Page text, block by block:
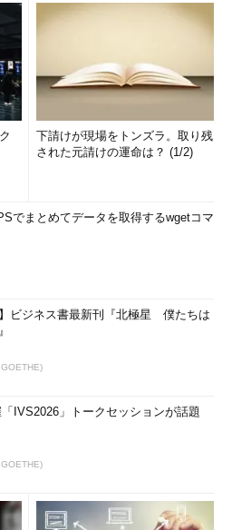
が掛かるような行為は避けるべきで
は、読んで字のごとく「続けるこ
識を向上し、更新し続けることで
は、新たな攻撃手法やマルウェアな
るかどうかを考え続けなければなり
、一度立ち止まってしまうとどんど
報セキュリティへの取り組みを継
ィ技術者や専門家は、自ら率先して
させていった人たちがほとんどで
ーションがあり、自然と取り組み
ることも多い現在、担当者が情報
限りません。そういう人にとっ
にいったり、イベントに参加したり
です。
「情報収集などの活動を業務の一
下請けが現場をトンズラ。取り残
された元請けの運命は？ (1/2)
でまとめてデータを取得するwgetコマ
】ビジネス書最新刊『北極星 僕たちは
IVS2026」トークセッションが話題